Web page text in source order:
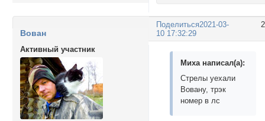
Поделиться2021-03-
10 17:32:29
Вован
Активный участник
Миха написал(а):
Стрелы уехали
Вовану, трэк
номер в лс